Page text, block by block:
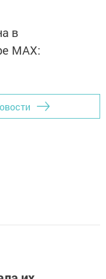
в
MАХ: